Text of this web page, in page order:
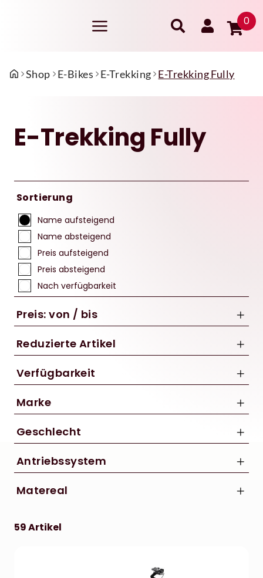
0
Shop E-Bikes E-Trekking E-Trekking Fully
E-Trekking Fully
Sortierung
Name aufsteigend
Name absteigend
Preis aufsteigend
Preis absteigend
Nach verfügbarkeit
Preis: von / bis
Reduzierte Artikel
Nur Reduzierte Artikel anzeigen
Verfügbarkeit
Marke
Conway
CUBE
GHOST
Orbea
R Raymon
Geschlecht
Unisex
Antriebssystem
Matereal
59 Artikel